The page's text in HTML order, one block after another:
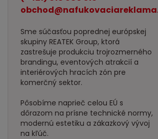
Sme súčasťou poprednej európskej
skupiny REATEK Group, ktorá
zastrešuje produkciu trojrozmerného
brandingu, eventových atrakcií a
interiérových hracích zón pre
komerčný sektor.
Pôsobíme naprieč celou EÚ s
dôrazom na prísne technické normy,
modernú estetiku a zákazkový vývoj
na kľúč.